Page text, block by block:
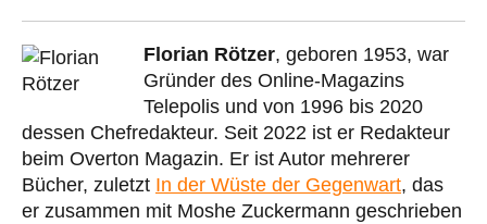
Florian Rötzer, geboren 1953, war
Gründer des Online-Magazins
Telepolis und von 1996 bis 2020
dessen Chefredakteur. Seit 2022 ist er Redakteur
beim Overton Magazin. Er ist Autor mehrerer
Bücher, zuletzt In der Wüste der Gegenwart, das
er zusammen mit Moshe Zuckermann geschrieben